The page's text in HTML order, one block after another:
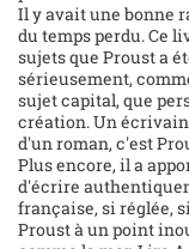
Il y avait une bonne
du temps perdu. Ce
sujets que Proust a
sérieusement,
sujet capital, que
création. Un
d'un roman, c'est
Plus encore, il a
d'écrire
française, si réglée,
Proust à un point